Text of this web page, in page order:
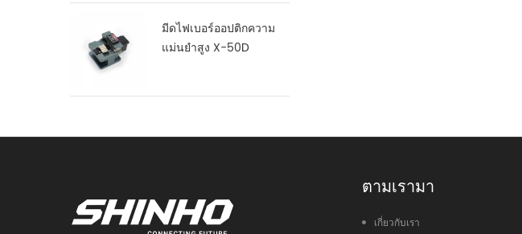
มีดไฟเบอร์ออปติกความ
แม่นยำสูง X-50D
ตามเรามา
เกี่ยวกับเรา